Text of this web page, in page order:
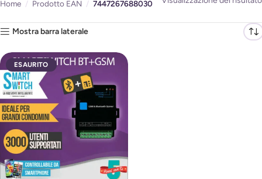
Home / Prodotto EAN / 7447267688030
Mostra barra laterale
ESAURITO